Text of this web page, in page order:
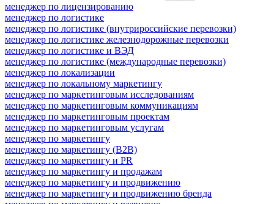
менеджер по лицензированию
менеджер по логистике
менеджер по логистике (внутрироссийские перевозки)
менеджер по логистике железнодорожные перевозки
менеджер по логистике и ВЭД
менеджер по логистике (международные перевозки)
менеджер по локализации
менеджер по локальному маркетингу
менеджер по маркетинговым исследованиям
менеджер по маркетинговым коммуникациям
менеджер по маркетинговым проектам
менеджер по маркетинговым услугам
менеджер по маркетингу
менеджер по маркетингу (B2B)
менеджер по маркетингу и PR
менеджер по маркетингу и продажам
менеджер по маркетингу и продвижению
менеджер по маркетингу и продвижению бренда